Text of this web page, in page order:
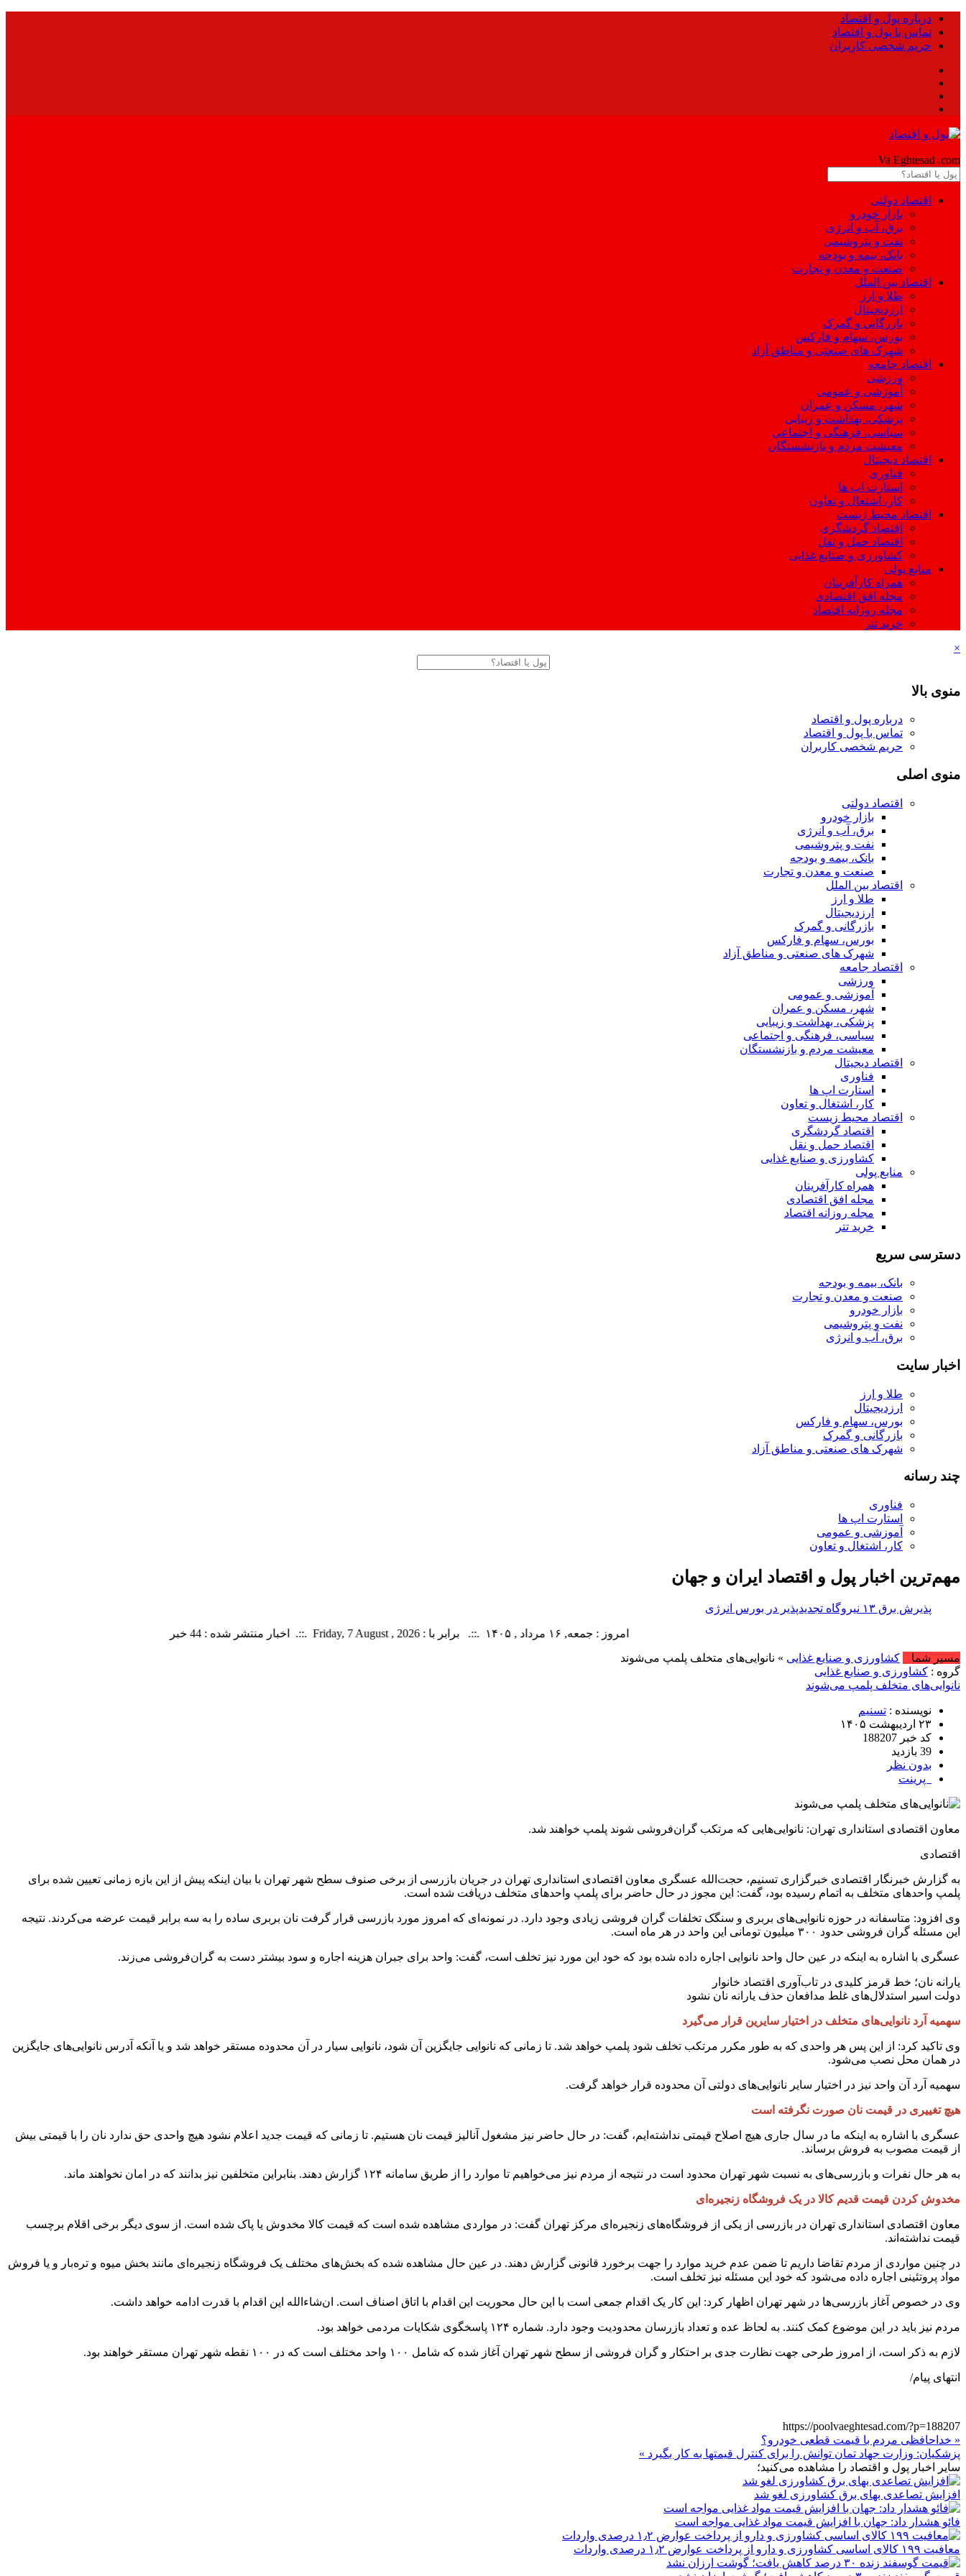
درباره پول و اقتصاد
تماس با پول و اقتصاد
حریم شخصی کاربران
Va Eghtesad .com
اقتصاد دولتی
بازار خودرو
برق، آب و انرژی
نفت و پتروشیمی
بانک، بیمه و بودجه
صنعت و معدن و تجارت
اقتصاد بین الملل
طلا و ارز
ارزدیجیتال
بازرگانی و گمرک
بورس، سهام و فارکس
شهرک های صنعتی و مناطق آزاد
اقتصاد جامعه
ورزشی
آموزشی و عمومی
شهر، مسکن و عمران
پزشکی، بهداشت و زیبایی
سیاسی، فرهنگی و اجتماعی
معیشت مردم و بازنشستگان
اقتصاد دیجیتال
فناوری
استارت اپ ها
کار، اشتغال و تعاون
اقتصاد محیط زیست
اقتصاد گردشگری
اقتصاد حمل و نقل
کشاورزی و صنایع غذایی
منابع پولی
همراه کارآفرینان
مجله افق اقتصادی
مجله روزانه اقتصاد
خرید تتر
×
منوی بالا
درباره پول و اقتصاد
تماس با پول و اقتصاد
حریم شخصی کاربران
منوی اصلی
اقتصاد دولتی
بازار خودرو
برق، آب و انرژی
نفت و پتروشیمی
بانک، بیمه و بودجه
صنعت و معدن و تجارت
اقتصاد بین الملل
طلا و ارز
ارزدیجیتال
بازرگانی و گمرک
بورس، سهام و فارکس
شهرک های صنعتی و مناطق آزاد
اقتصاد جامعه
ورزشی
آموزشی و عمومی
شهر، مسکن و عمران
پزشکی، بهداشت و زیبایی
سیاسی، فرهنگی و اجتماعی
معیشت مردم و بازنشستگان
اقتصاد دیجیتال
فناوری
استارت اپ ها
کار، اشتغال و تعاون
اقتصاد محیط زیست
اقتصاد گردشگری
اقتصاد حمل و نقل
کشاورزی و صنایع غذایی
منابع پولی
همراه کارآفرینان
مجله افق اقتصادی
مجله روزانه اقتصاد
خرید تتر
دسترسی سریع
بانک، بیمه و بودجه
صنعت و معدن و تجارت
بازار خودرو
نفت و پتروشیمی
برق، آب و انرژی
اخبار سایت
طلا و ارز
ارزدیجیتال
بورس، سهام و فارکس
بازرگانی و گمرک
شهرک های صنعتی و مناطق آزاد
چند رسانه
فناوری
استارت اپ ها
آموزشی و عمومی
کار، اشتغال و تعاون
مهم‌ترین اخبار پول و اقتصاد ایران و جهان
ایران خودرو پُرقدرت استارت
امروز : جمعه, ۱۶ مرداد , ۱۴۰۵ .::. برابر با : Friday, 7 August , 2026 .::. اخبار منتشر شده : 44 خبر
مسیر شما
کشاورزی و صنایع غذایی » نانوایی‌های متخلف پلمپ می‌شوند
گروه : کشاورزی و صنایع غذایی
نانوایی‌های متخلف پلمپ می‌شوند
نویسنده : تسنیم
۲۳ اردیبهشت ۱۴۰۵
کد خبر 188207
39 بازدید
بدون نظر
پرینت
معاون اقتصادی استانداری تهران: نانوایی‌هایی که مرتکب گران‌فروشی شوند پلمپ خواهند شد.
اقتصادی
به گزارش خبرنگار اقتصادی خبرگزاری تسنیم، حجت‌الله عسگری معاون اقتصادی استانداری تهران در جریان بازرسی از برخی صنوف سطح شهر تهران با بیان اینکه پیش از این بازه زمانی تعیین شده برای
پلمپ واحد‌های متخلف به اتمام رسیده بود، گفت: این مجوز در حال حاضر برای پلمپ واحد‌های متخلف دریافت شده است.
وی افزود: متاسفانه در حوزه نانوایی‌های بربری و سنگک تخلفات گران فروشی زیادی وجود دارد. در نمونه‌ای که امروز مورد بازرسی قرار گرفت نان بربری ساده را به سه برابر قیمت عرضه می‌کردند. نتیجه
این مسئله گران فروشی حدود ۳۰۰ میلیون تومانی این واحد در هر ماه است.
عسگری با اشاره به اینکه در عین حال واحد نانوایی اجاره داده شده بود که خود این مورد نیز تخلف است، گفت: واحد برای جبران هزینه اجاره و سود بیشتر دست به گران‌فروشی می‌زند.
یارانه نان؛ خط قرمز کلیدی در تاب‌آوری اقتصاد خانوار
دولت اسیر استدلال‌های غلط مدافعان حذف یارانه نان نشود
سهمیه آرد نانوایی‌های متخلف در اختیار سایرین قرار می‌گیرد
وی تاکید کرد: از این پس هر واحدی که به طور مکرر مرتکب تخلف شود پلمپ خواهد شد. تا زمانی که نانوایی جایگزین آن شود، نانوایی سیار در آن محدوده مستقر خواهد شد و یا آنکه آدرس نانوایی‌های جایگزین
در همان محل نصب می‌شود.
سهمیه آرد آن واحد نیز در اختیار سایر نانوایی‌های دولتی آن محدوده قرار خواهد گرفت.
هیچ تغییری در قیمت نان صورت نگرفته است
عسگری با اشاره به اینکه ما در سال جاری هیچ اصلاح قیمتی نداشته‌ایم، گفت: در حال حاضر نیز مشغول آنالیز قیمت نان هستیم. تا زمانی که قیمت جدید اعلام نشود هیچ واحدی حق ندارد نان را با قیمتی بیش
از قیمت مصوب به فروش برساند.
به هر حال نفرات و بازرسی‌های به نسبت شهر تهران محدود است در نتیجه از مردم نیز می‌خواهیم تا موارد را از طریق سامانه ۱۲۴ گزارش دهند. بنابراین متخلفین نیز بدانند که در امان نخواهند ماند.
مخدوش کردن قیمت قدیم کالا در یک فروشگاه زنجیره‌ای
معاون اقتصادی استانداری تهران در بازرسی از یکی از فروشگاه‌های زنجیره‌ای مرکز تهران گفت: در مواردی مشاهده شده است که قیمت کالا مخدوش یا پاک شده است. از سوی دیگر برخی اقلام برچسب
قیمت نداشته‌اند.
در چنین مواردی از مردم تقاضا داریم تا ضمن عدم خرید موارد را جهت برخورد قانونی گزارش دهند. در عین حال مشاهده شده که بخش‌های مختلف یک فروشگاه زنجیره‌ای مانند بخش میوه و تره‌بار و یا فروش
مواد پروتئینی اجاره داده می‌شود که خود این مسئله نیز تخلف است.
وی در خصوص آغاز بازرسی‌ها در شهر تهران اظهار کرد: این کار یک اقدام جمعی است با این حال محوریت این اقدام با اتاق اصناف است. ان‌شاءالله این اقدام با قدرت ادامه خواهد داشت.
مردم نیز باید در این موضوع کمک کنند. به لحاظ عده و تعداد بازرسان محدودیت وجود دارد. شماره ۱۲۴ پاسخگوی شکایات مردمی خواهد بود.
لازم به ذکر است، از امروز طرحی جهت نظارت جدی بر احتکار و گران فروشی از سطح شهر تهران آغاز شده که شامل ۱۰۰ واحد مختلف است که در ۱۰۰ نقطه شهر تهران مستقر خواهند بود.
انتهای پیام/
https://poolvaeghtesad.com/?p=188207
« خداحافظی مردم با قیمت قطعی خودرو؟
پزشکیان: وزارت جهاد تمان توانش را برای کنترل قیمتها به کار بگیرد »
سایر اخبار پول و اقتصاد را مشاهده می‌کنید؛
افزایش تصاعدی بهای برق کشاورزی لغو شد
فائو هشدار داد: جهان با افزایش قیمت مواد غذایی مواجه است
معافیت ۱۹۹ کالای اساسی کشاورزی و دارو از پرداخت عوارض ۱٫۲ درصدی واردات